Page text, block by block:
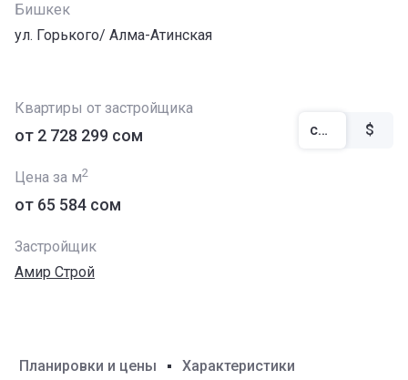
Бишкек
ул. Горького/ Алма-Атинская
Квартиры от застройщика
от ‍2 728 299 сом
Цена за м2
от ‍65 584 сом
сом $
Застройщик
Амир Строй
Планировки и цены Характеристики